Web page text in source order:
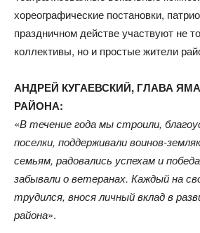
хореографические постановки,
праздничном действе участвуют не
коллективы, но и простые жители
АНДРЕЙ КУГАЕВСКИЙ, ГЛАВА
РАЙОНА:
«В течение года мы строили,
поселки, поддерживали воинов-
семьям, радовались успехам и
забывали о ветеранах. Каждый на
трудился, внося личный вклад в
района».